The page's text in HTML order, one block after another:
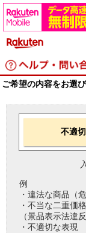
ご希望の内容をお選
不適
例
・違法な商品（
・不当な二重価
（景品表示法違反
・不適切な表現